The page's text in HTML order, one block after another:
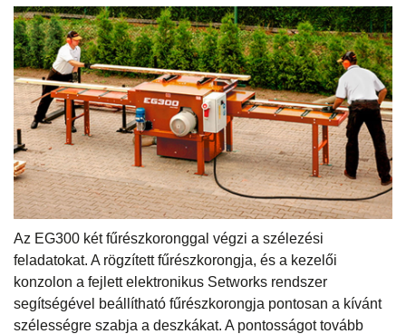
Az EG300 két fűrészkoronggal végzi a szélezési
feladatokat. A rögzített fűrészkorongja, és a kezelői
konzolon a fejlett elektronikus Setworks rendszer
segítségével beállítható fűrészkorongja pontosan a kívánt
szélességre szabja a deszkákat. A pontosságot tovább